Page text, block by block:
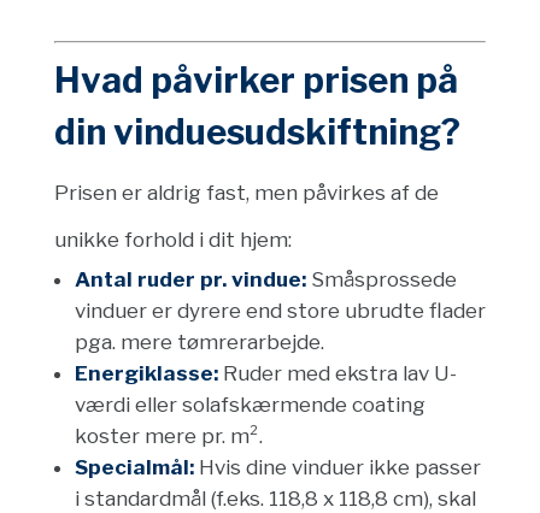
Hvad påvirker prisen på
din vinduesudskiftning?
Prisen er aldrig fast, men påvirkes af de
unikke forhold i dit hjem:
Antal ruder pr. vindue:Småsprossede
vinduer er dyrere end store ubrudte flader
pga. mere tømrerarbejde.
Energiklasse:Ruder med ekstra lav U-
værdi eller solafskærmende coating
koster mere pr. m².
Specialmål:Hvis dine vinduer ikke passer
i standardmål (f.eks. 118,8 x 118,8 cm), skal